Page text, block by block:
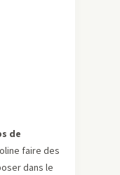
de
faire des
dans le